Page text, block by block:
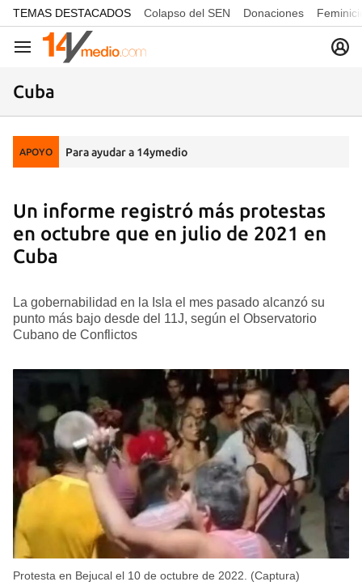
common.go-to-content
TEMAS DESTACADOS Colapso del SEN Donaciones
Navegación
Cuba
APOYO Para ayudar a 14ymedio
Un informe registró más protestas
en octubre que en julio de 2021 en
Cuba
La gobernabilidad en la Isla el mes pasado alcanzó su
punto más bajo desde del 11J, según el Observatorio
Cubano de Conflictos
Protesta en Bejucal el 10 de octubre de 2022. (Captura)